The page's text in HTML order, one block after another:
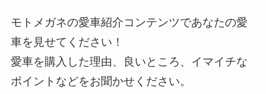
モトメガネの愛車紹介コンテンツであなたの愛
車を見せてください！
愛車を購入した理由、良いところ、イマイチな
ポイントなどをお聞かせください。